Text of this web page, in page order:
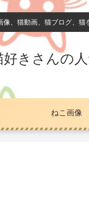
像、猫動画、猫ブログ、猫
好きさんの
ねこ画像